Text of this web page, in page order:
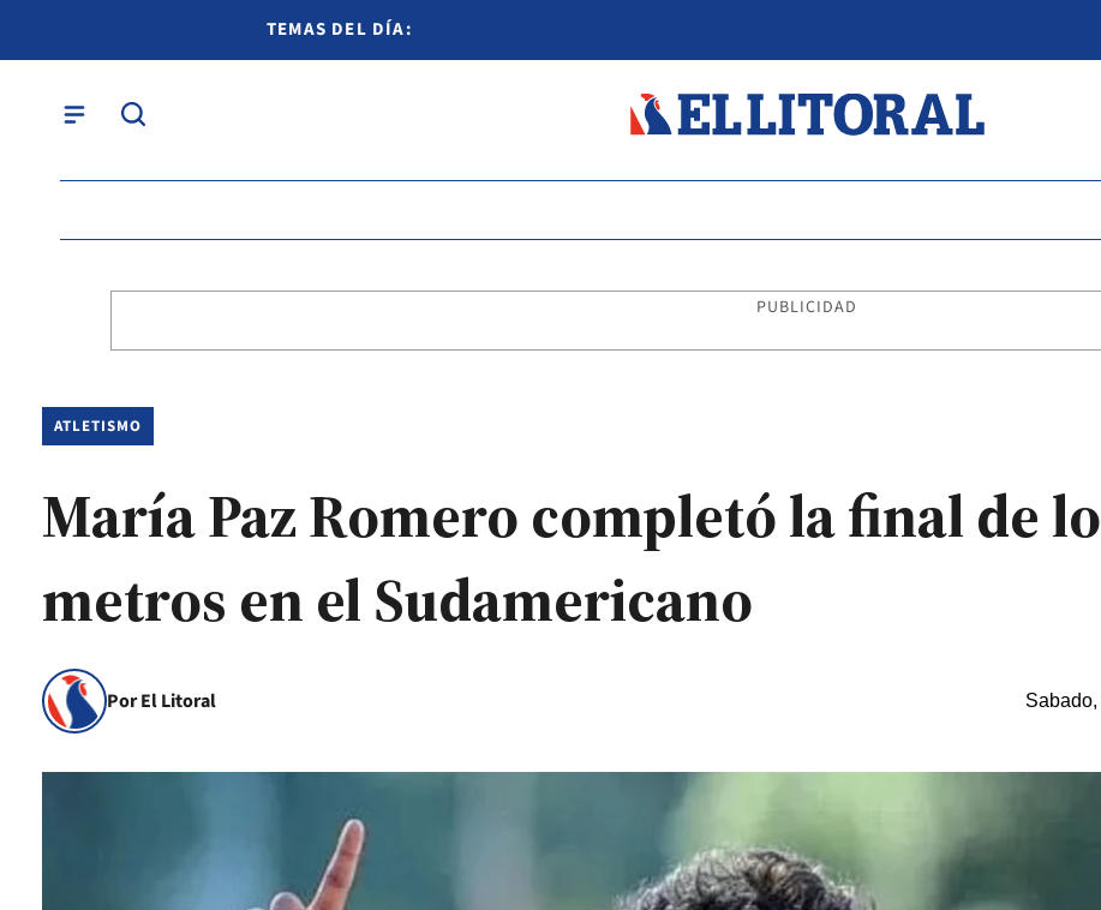
TEMAS DEL DÍA:
PUBLICIDAD
ATLETISMO
María Paz Romero completó la final de
metros en el Sudamericano
Por El Litoral